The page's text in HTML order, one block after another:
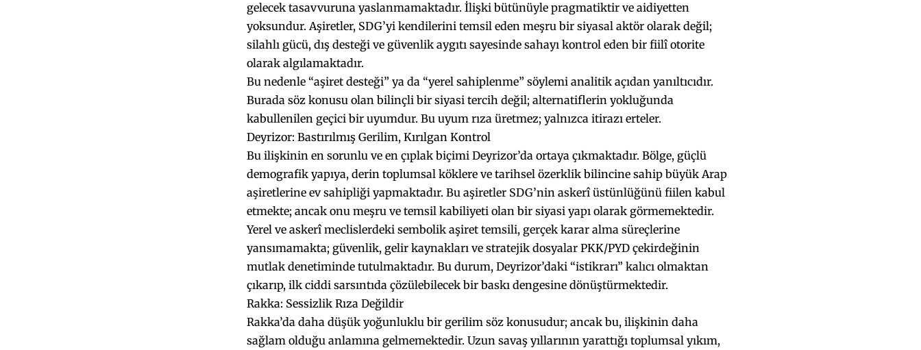
gelecek tasavvuruna yaslanmamaktadır. İlişki bütünüyle pragmatiktir ve aidiyetten
yoksundur. Aşiretler, SDG’yi kendilerini temsil eden meşru bir siyasal aktör olarak değil;
silahlı gücü, dış desteği ve güvenlik aygıtı sayesinde sahayı kontrol eden bir fiilî otorite
olarak algılamaktadır.
Bu nedenle “aşiret desteği” ya da “yerel sahiplenme” söylemi analitik açıdan yanıltıcıdır.
Burada söz konusu olan bilinçli bir siyasi tercih değil; alternatiflerin yokluğunda
kabullenilen geçici bir uyumdur. Bu uyum rıza üretmez; yalnızca itirazı erteler.
Deyrizor: Bastırılmış Gerilim, Kırılgan Kontrol
Bu ilişkinin en sorunlu ve en çıplak biçimi Deyrizor’da ortaya çıkmaktadır. Bölge, güçlü
demografik yapıya, derin toplumsal köklere ve tarihsel özerklik bilincine sahip büyük Arap
aşiretlerine ev sahipliği yapmaktadır. Bu aşiretler SDG’nin askerî üstünlüğünü fiilen kabul
etmekte; ancak onu meşru ve temsil kabiliyeti olan bir siyasi yapı olarak görmemektedir.
Yerel ve askerî meclislerdeki sembolik aşiret temsili, gerçek karar alma süreçlerine
yansımamakta; güvenlik, gelir kaynakları ve stratejik dosyalar PKK/PYD çekirdeğinin
mutlak denetiminde tutulmaktadır. Bu durum, Deyrizor’daki “istikrarı” kalıcı olmaktan
çıkarıp, ilk ciddi sarsıntıda çözülebilecek bir baskı dengesine dönüştürmektedir.
Rakka: Sessizlik Rıza Değildir
Rakka’da daha düşük yoğunluklu bir gerilim söz konusudur; ancak bu, ilişkinin daha
sağlam olduğu anlamına gelmemektedir. Uzun savaş yıllarının yarattığı toplumsal yıkım,